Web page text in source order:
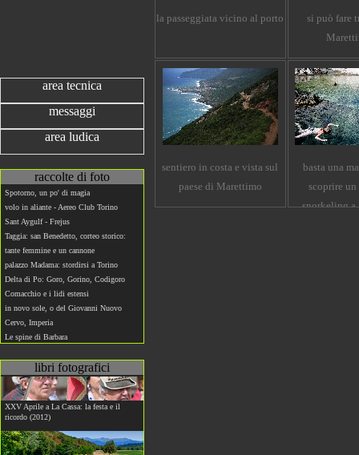
area tecnica
messaggi
area ludica
raccolte di foto
Spotorno, un po' di magia
volo in aliante - Aereo Club Torino
Sant Aygulf - Frejus
Taggia: san Benedetto, corteo storico:
tante femmine e un cannone
palazzo Madama: stordirsi a Torino
Delta di Po: Goro, Gorino, Codigoro
Comacchio e i lidi estensi
in novo sole, o del Giovanni Nuovo
Cervo, Imperia
Le spine di Barbara
libri fotografici
XXV Aprile a La Cassa: la festa e il
ricordo (2012)
la passeggiata vicino al porto
si può fare
sentiero in costa e vista sul
paese di Marettimo
basta una
scoprire
snorkeling a